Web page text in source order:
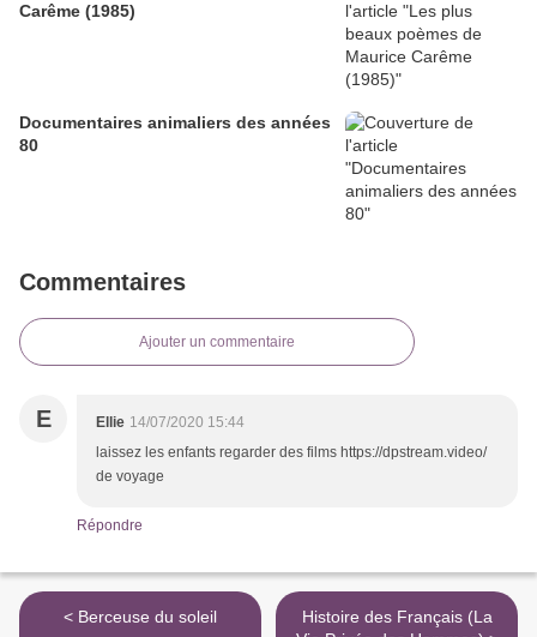
Carême (1985)
Documentaires animaliers des années
80
Commentaires
Ajouter un commentaire
E Ellie 14/07/2020 15:44
laissez les enfants regarder des films https://dpstream.video/
de voyage
Répondre
< Berceuse du soleil
Histoire des Français (La